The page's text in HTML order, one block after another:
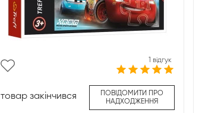
1 відгук
товар закінчився
ПОВІДОМИТИ ПРО
НАДХОДЖЕННЯ